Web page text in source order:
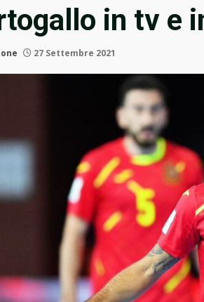
in tv e
27 Settembre 2021